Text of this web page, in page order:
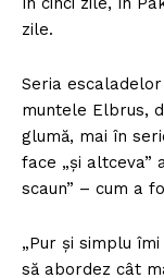
zile.
Seria
muntele Elbrus,
glumă, mai în
face „și altceva”
scaun” – cum a
„Pur și simplu
să abordez cât